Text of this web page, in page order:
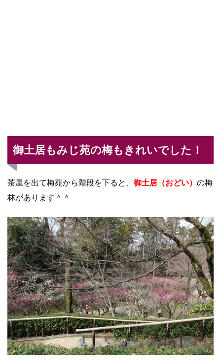
御土居もみじ苑の梅もきれいでした！
茶屋を出て梅苑から階段を下ると、 御土居（おどい） の梅
林があります＾＾